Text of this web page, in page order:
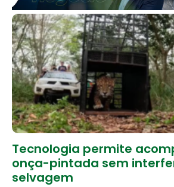
Tecnologia permite
onça-pintada sem
selvagem